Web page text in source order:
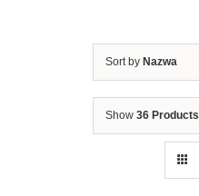
Sort by Nazwa
Show 36 Products